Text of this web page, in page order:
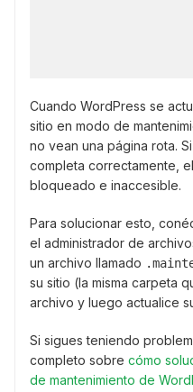
Cuando WordPress se
sitio en modo de
no vean una página rota.
completa correctamente,
bloqueado e inaccesible.
Para solucionar esto,
el administrador de
un archivo llamado
su sitio (la misma carpeta
archivo y luego actualice
Si sigues teniendo
completo sobre cómo
de mantenimiento de